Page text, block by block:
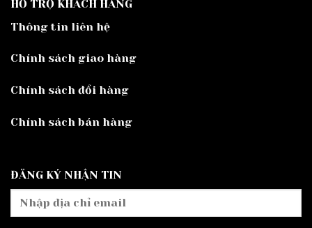
HỖ TRỢ KHÁCH HÀNG
Thông tin liên hệ
Chính sách giao hàng
Chính sách đổi hàng
Chính sách bán hàng
ĐĂNG KÝ NHẬN TIN